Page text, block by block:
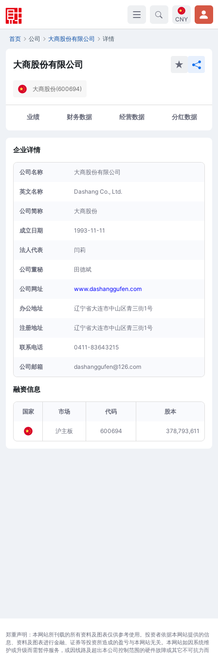
CNY
首页 公司 大商股份有限公司 详情
大商股份有限公司
大商股份(600694)
业绩 财务数据 经营数据 分红数据
企业详情
公司名称 大商股份有限公司
英文名称 Dashang Co., Ltd.
公司简称 大商股份
成立日期 1993-11-11
法人代表 闫莉
公司董秘 田德斌
公司网址 www.dashanggufen.com
办公地址 辽宁省大连市中山区青三街1号
注册地址 辽宁省大连市中山区青三街1号
联系电话 0411-83643215
公司邮箱 dashanggufen@126.com
融资信息
国家 市场 代码 股本
沪主板 600694 378,793,611
郑重声明：本网站所刊载的所有资料及图表仅供参考使用。投资者依据本网站提供的信
息、资料及图表进行金融、证券等投资所造成的盈亏与本网站无关。本网站如因系统维
护或升级而需暂停服务，或因线路及超出本公司控制范围的硬件故障或其它不可抗力而